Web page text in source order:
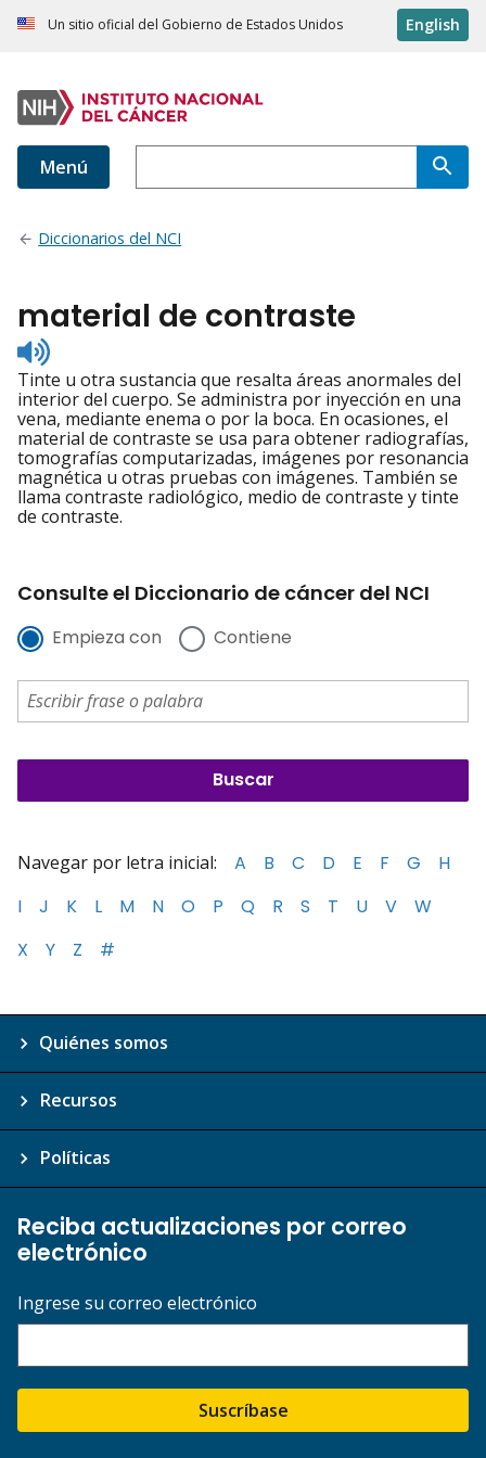
Un sitio oficial del Gobierno de Estados Unidos English
Menú
Diccionarios del NCI
material de contraste
Listen
to
pronunciation
Tinte u otra sustancia que resalta áreas anormales del
interior del cuerpo. Se administra por inyección en una
vena, mediante enema o por la boca. En ocasiones, el
material de contraste se usa para obtener radiografías,
tomografías computarizadas, imágenes por resonancia
magnética u otras pruebas con imágenes. También se
llama contraste radiológico, medio de contraste y tinte
de contraste.
Consulte el Diccionario de cáncer del NCI
Empieza con Contiene
Navegar por letra inicial: A B C D E F G
H
I
J K L M N O P Q R S T U V
W
X
Y Z #
Quiénes somos
Recursos
Políticas
Reciba actualizaciones por correo
electrónico
Ingrese su correo electrónico
Suscríbase